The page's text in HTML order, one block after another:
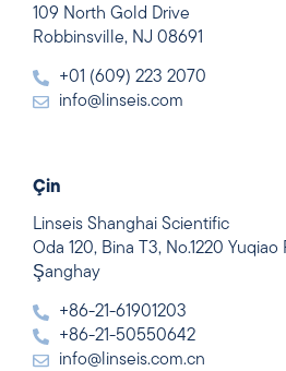
109 North Gold Drive
Robbinsville, NJ 08691
+01 (609) 223 2070
info@linseis.com
Çin
Linseis Shanghai Scientific
Oda 120, Bina T3, No.1220
Şanghay
+86-21-61901203
+86-21-50550642
info@linseis.com.cn